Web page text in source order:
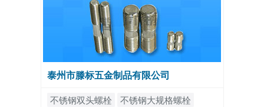
泰州市滕标五金制品有限公司
不锈钢双头螺栓
不锈钢大规格螺栓